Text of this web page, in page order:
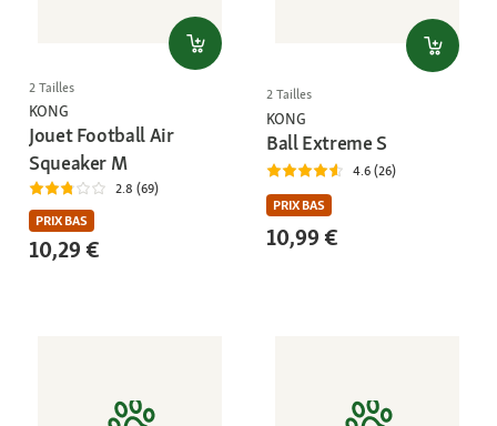
2 Tailles
KONG
Jouet Football Air
Squeaker M
2.8 (69)
PRIX BAS
10,29 €
2 Tailles
KONG
Ball Extreme S
4.6 (26)
PRIX BAS
10,99 €